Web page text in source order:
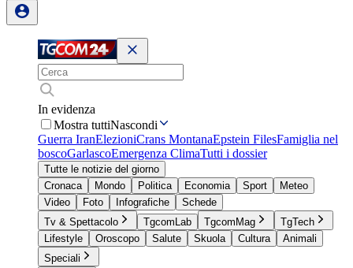
In evidenza
Mostra tuttiNascondi
Guerra IranElezioniCrans MontanaEpstein FilesFamiglia nel
boscoGarlascoEmergenza ClimaTutti i dossier
Tutte le notizie del giorno
Cronaca
Mondo Politica Economia Sport
Meteo
Video
Foto Infografiche
Schede
Tv & Spettacolo
TgcomLab TgcomMag
TgTech
Lifestyle
Oroscopo Salute Skuola Cultura
Animali
Speciali